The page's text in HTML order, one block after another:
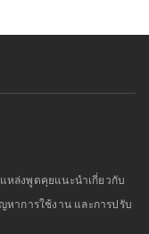
หล่งพูดคุยแนะนำเกี่ยวกับ
หาการใช้งาน และการปรับ